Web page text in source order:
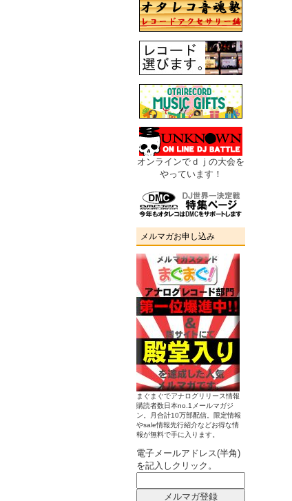
オンラインでｄｊの大会を
やっています！
メルマガお申し込み
まぐまぐでアナログリリース情報
購読者数日本no.1メールマガジ
ン。月合計10万部配信。限定情報
やsale情報先行紹介などお得な情
報が無料で手に入ります。
電子メールアドレス(半角)
を記入しクリック。